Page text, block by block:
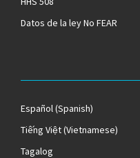
Datos de la ley No FEAR
Español (Spanish)
Tiếng Việt(Vietnamese)
Tagalog